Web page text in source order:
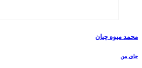
محمد میوه چیان
جای من